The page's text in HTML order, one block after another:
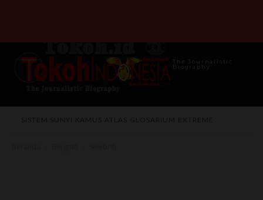
The Journalistic
Biography